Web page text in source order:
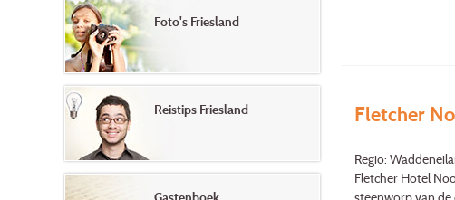
Fletcher
Regio:
Fletcher Hotel
steenworp van de
Foto's Friesland
Reistips Friesland